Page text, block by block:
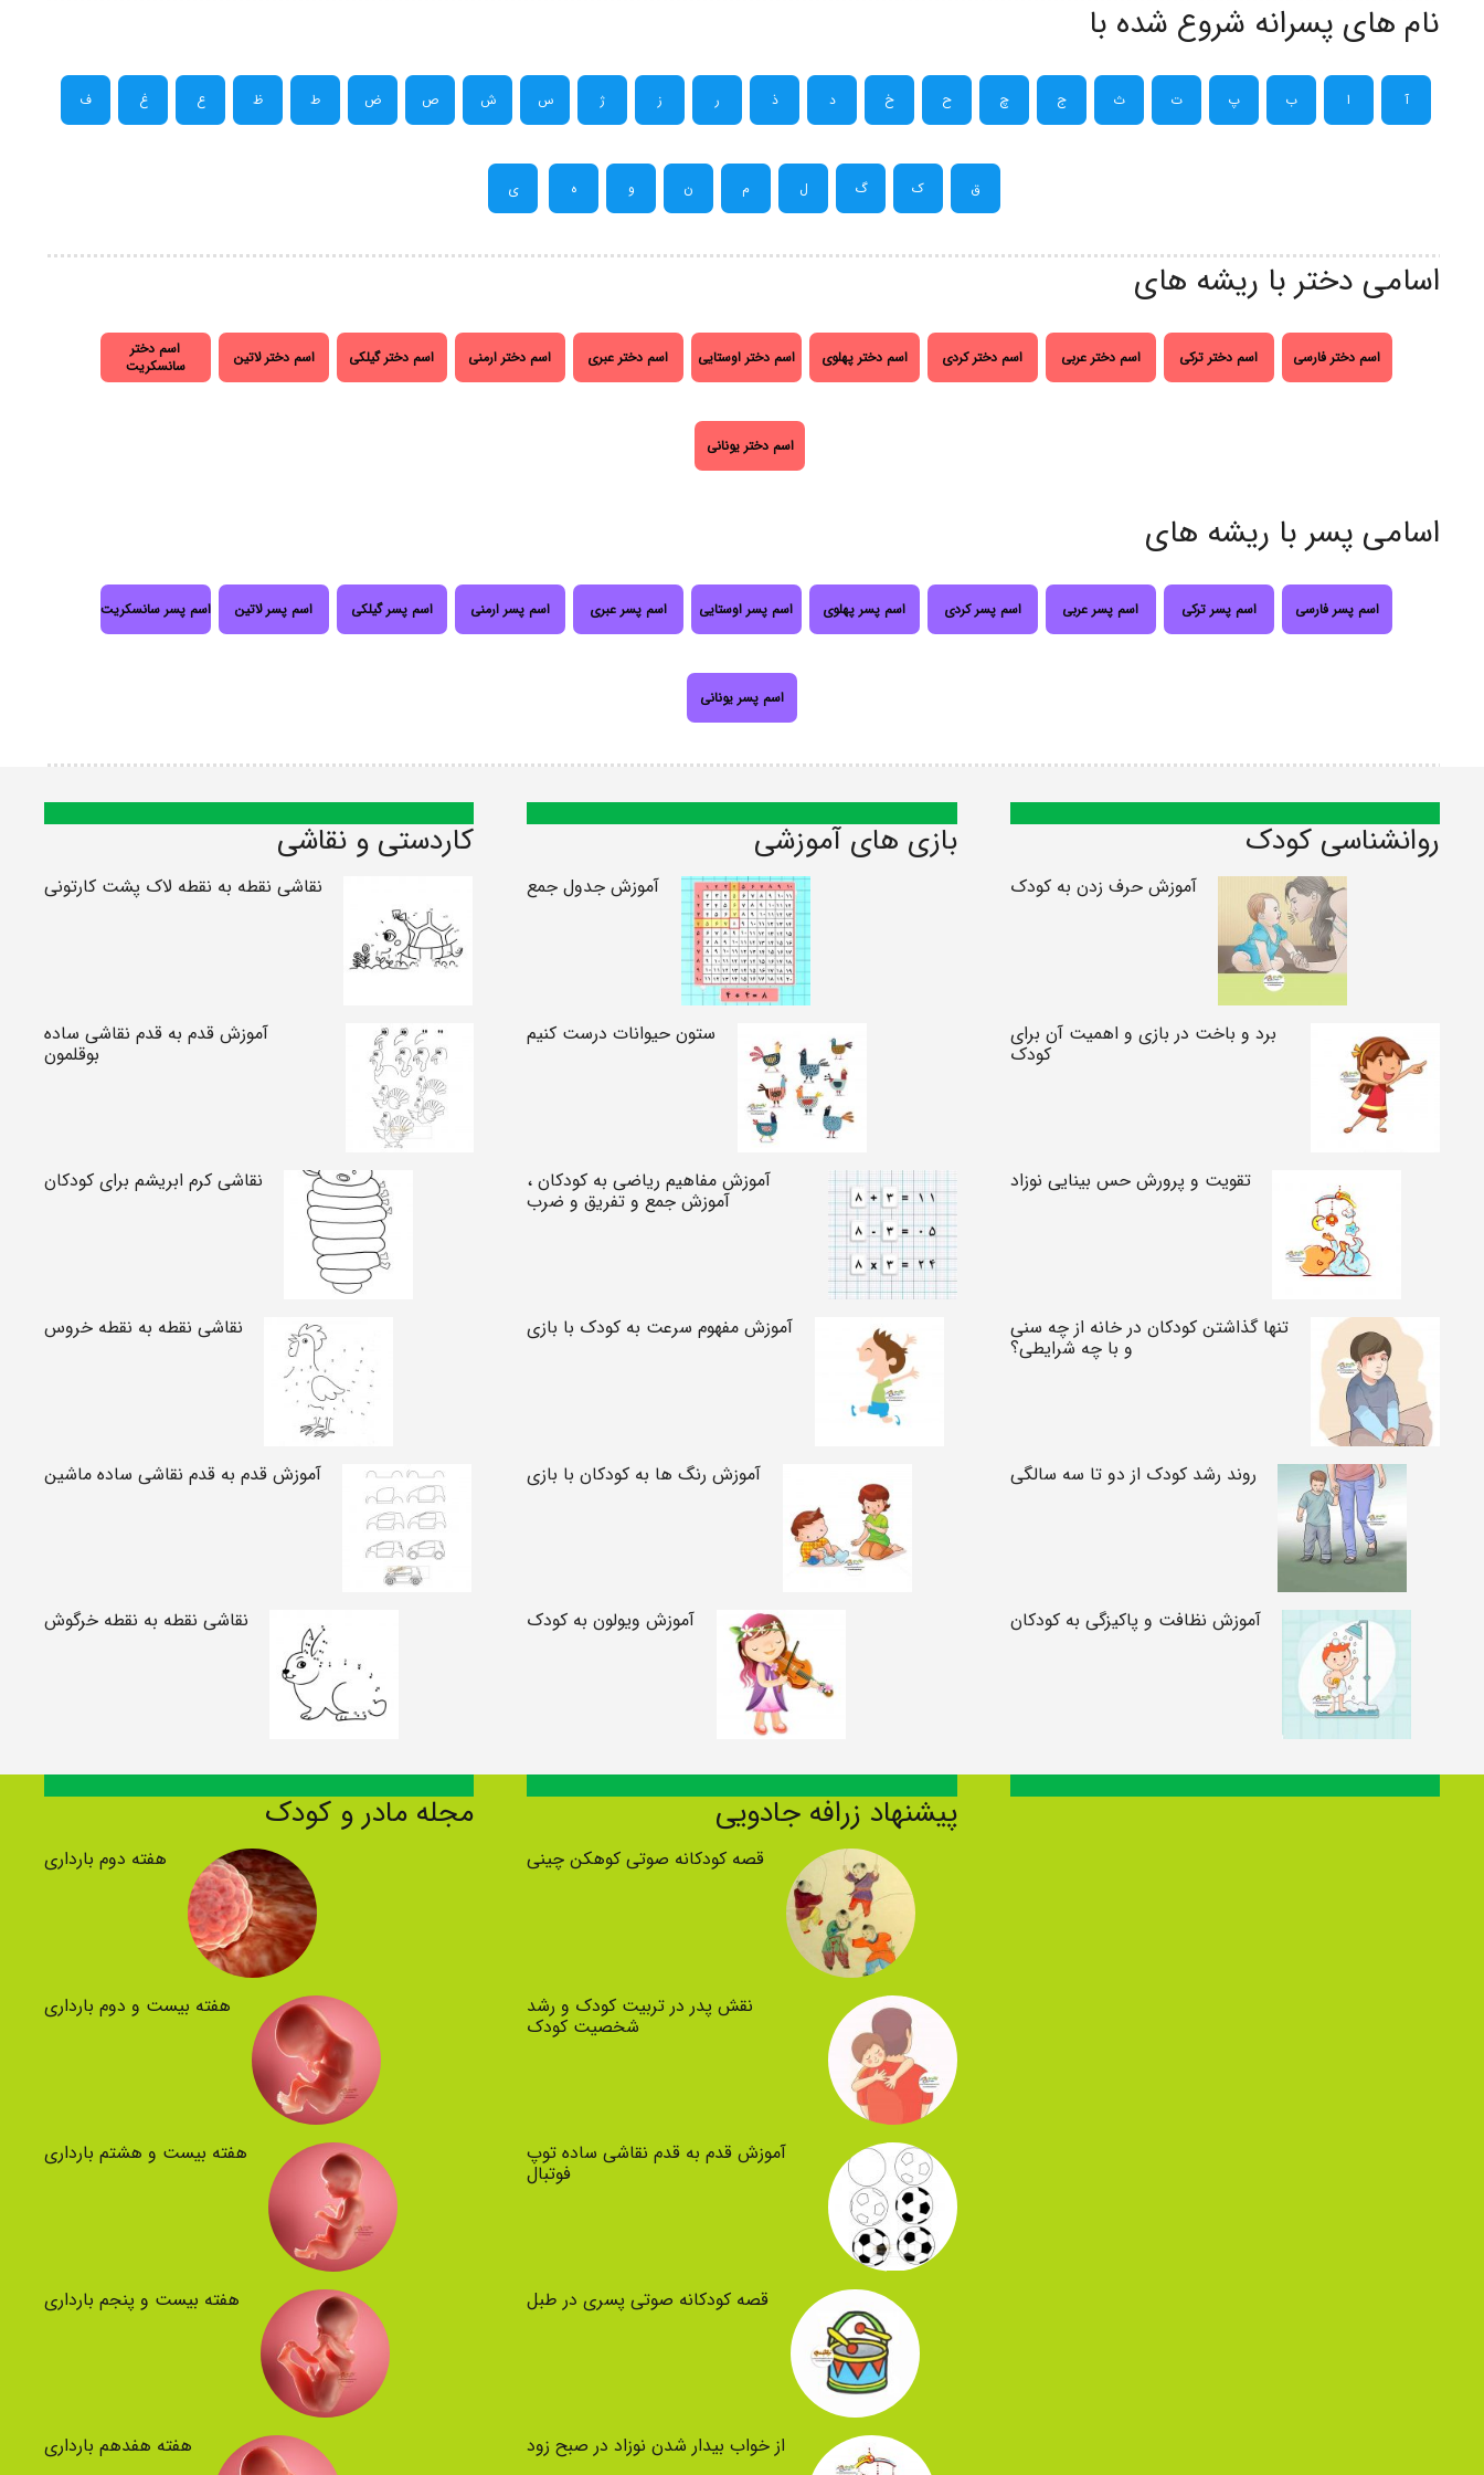
نام های پسرانه شروع شده با
آ ا ب پ ت ث ج چ ح خ د ذ ر ز ژ س ش ص ض ط ظ ع غ ف
ق ک گ ل م ن و ه ی
اسامی دختر با ریشه های
اسم دختر فارسی اسم دختر ترکی اسم دختر عربی اسم دختر کردی اسم دختر پهلوی اسم دختر اوستایی اسم دختر عبری اسم دختر ارمنی اسم دختر گیلکی اسم دختر لاتین
اسم دختر
سانسکریت
اسم دختر یونانی
اسامی پسر با ریشه های
اسم پسر فارسی اسم پسر ترکی اسم پسر عربی اسم پسر کردی اسم پسر پهلوی اسم پسر اوستایی اسم پسر عبری اسم پسر ارمنی اسم پسر گیلکی اسم پسر لاتین اسم پسر سانسکریت
اسم پسر یونانی
روانشناسی کودک
آموزش حرف زدن به کودک
برد و باخت در بازی و اهمیت آن برای
کودک
تقویت و پرورش حس بینایی نوزاد
تنها گذاشتن کودکان در خانه از چه سنی
و با چه شرایطی؟
روند رشد کودک از دو تا سه سالگی
آموزش نظافت و پاکیزگی به کودکان
بازی های آموزشی
آموزش جدول جمع
ستون حیوانات درست کنیم
آموزش مفاهیم ریاضی به کودکان ،
آموزش جمع و تفریق و ضرب
آموزش مفهوم سرعت به کودک با بازی
آموزش رنگ ها به کودکان با بازی
آموزش ویولون به کودک
کاردستی و نقاشی
نقاشی نقطه به نقطه لاک پشت کارتونی
آموزش قدم به قدم نقاشی ساده
بوقلمون
نقاشی کرم ابریشم برای کودکان
نقاشی نقطه به نقطه خروس
آموزش قدم به قدم نقاشی ساده ماشین
نقاشی نقطه به نقطه خرگوش
پیشنهاد زرافه جادویی
قصه کودکانه صوتی کوهکن چینی
نقش پدر در تربیت کودک و رشد
شخصیت کودک
آموزش قدم به قدم نقاشی ساده توپ
فوتبال
قصه کودکانه صوتی پسری در طبل
از خواب بیدار شدن نوزاد در صبح زود
مجله مادر و کودک
هفته دوم بارداری
هفته بیست و دوم بارداری
هفته بیست و هشتم بارداری
هفته بیست و پنجم بارداری
هفته هفدهم بارداری